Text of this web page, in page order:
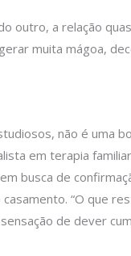
outro, a relação
muita mágoa,
não é uma
em terapia
busca de
“O que
de dever